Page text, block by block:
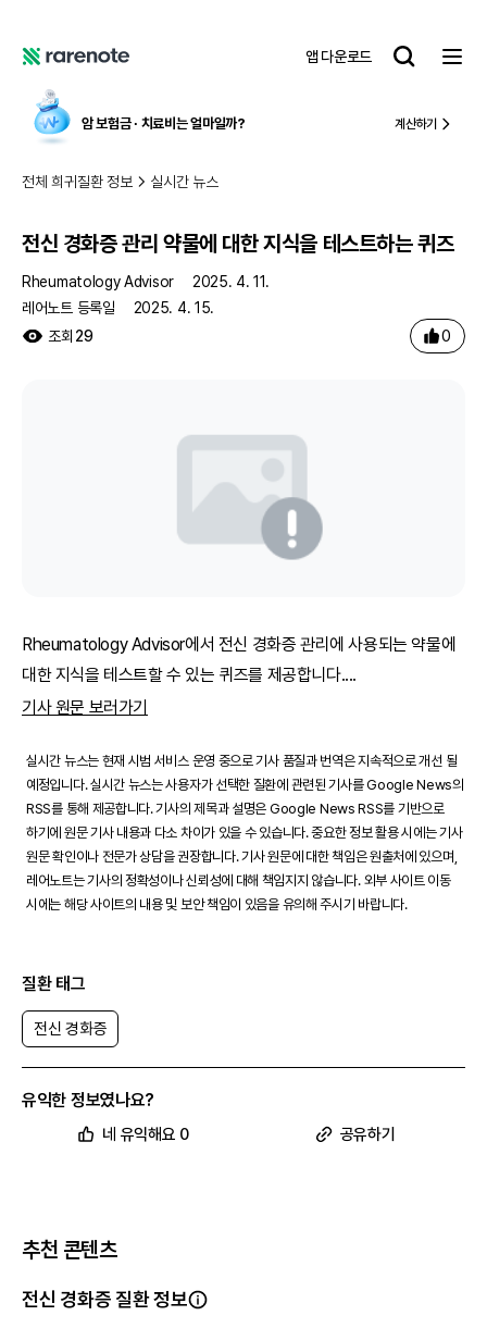
노
앱 다운로드
레
트
암 보험금 ∙ 치료비 는 얼마일까? 계산하기
전체 희귀질환 정보 실시간 뉴스
전신 경화증 관리 약물에 대한 지식을 테스트하는 퀴즈
Rheumatology Advisor
2025. 4. 11.
레어노트 등록일
2025. 4. 15.
조회 29 0
Rheumatology Advisor에서 전신 경화증 관리에 사용되는 약물에
대한 지식을 테스트할 수 있는 퀴즈를 제공합니다....
기사 원문 보러가기
실시간 뉴스는 현재 시범 서비스 운영 중으로 기사 품질과 번역은 지속적으로 개선 될
예정입니다. 실시간 뉴스는 사용자가 선택한 질환에 관련된 기사를 Google News의
RSS를 통해 제공합니다. 기사의 제목과 설명은 Google News RSS를 기반으로
하기에 원문 기사 내용과 다소 차이가 있을 수 있습니다. 중요한 정보 활용 시에는 기사
원문 확인이나 전문가 상담을 권장합니다. 기사 원문에 대한 책임은 원출처에 있으며,
레어노트는 기사의 정확성이나 신뢰성에 대해 책임지지 않습니다. 외부 사이트 이동
시에는 해당 사이트의 내용 및 보안 책임이 있음을 유의해 주시기 바랍니다.
질환 태그
전신 경화증
유익한 정보였나요?
네 유익해요 0 공유하기
추천 콘텐츠
전신 경화증 질환 정보